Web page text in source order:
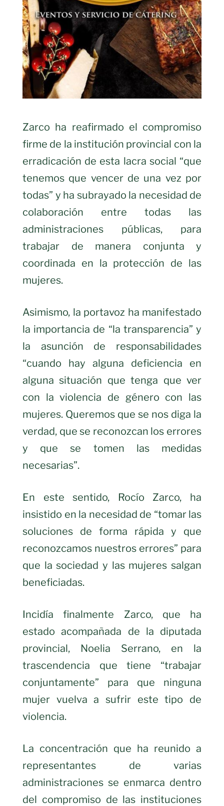
Zarco ha reafirmado el compromiso
firme de la institución provincial con la
erradicación de esta lacra social “que
tenemos que vencer de una vez por
todas” y ha subrayado la necesidad de
colaboración entre todas las
administraciones públicas, para
trabajar de manera conjunta y
coordinada en la protección de las
mujeres.
Asimismo, la portavoz ha manifestado
la importancia de “la transparencia” y
la asunción de responsabilidades
“cuando hay alguna deficiencia en
alguna situación que tenga que ver
con la violencia de género con las
mujeres. Queremos que se nos diga la
verdad, que se reconozcan los errores
y que se tomen las medidas
necesarias”.
En este sentido, Rocío Zarco, ha
insistido en la necesidad de “tomar las
soluciones de forma rápida y que
reconozcamos nuestros errores” para
que la sociedad y las mujeres salgan
beneficiadas.
Incidía finalmente Zarco, que ha
estado acompañada de la diputada
provincial, Noelia Serrano, en la
trascendencia que tiene “trabajar
conjuntamente” para que ninguna
mujer vuelva a sufrir este tipo de
violencia.
La concentración que ha reunido a
representantes de varias
administraciones se enmarca dentro
del compromiso de las instituciones